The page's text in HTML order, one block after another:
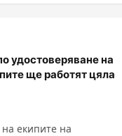
удостоверяване на
ще работят цяла
екипите на